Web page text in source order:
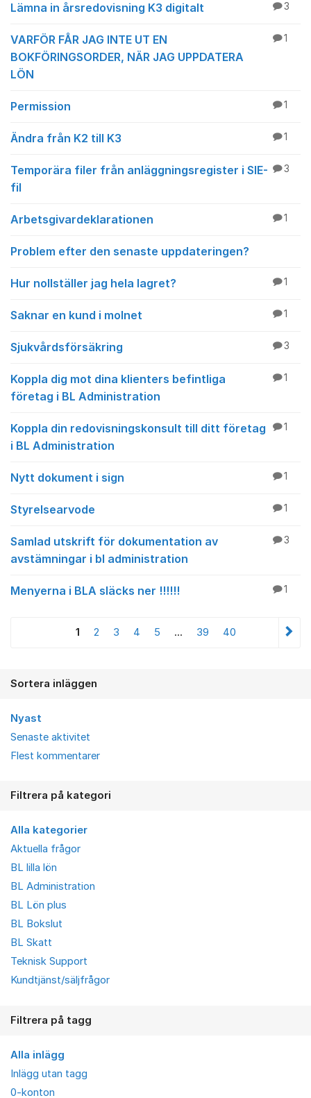
Lämna in årsredovisning K3 digitalt 3
VARFÖR FÅR JAG INTE UT EN
BOKFÖRINGSORDER, NÄR JAG UPPDATERA
LÖN
1
Permission 1
Ändra från K2 till K3 1
Temporära filer från anläggningsregister i SIE-
fil
3
Arbetsgivardeklarationen 1
Problem efter den senaste uppdateringen?
Hur nollställer jag hela lagret? 1
Saknar en kund i molnet 1
Sjukvårdsförsäkring 3
Koppla dig mot dina klienters befintliga
företag i BL Administration
1
Koppla din redovisningskonsult till ditt företag
i BL Administration
1
Nytt dokument i sign 1
Styrelsearvode 1
Samlad utskrift för dokumentation av
avstämningar i bl administration
3
Menyerna i BLA släcks ner !!!!!! 1
1 2 3 4 5 ... 39 40
Sortera inläggen
Nyast
Senaste aktivitet
Flest kommentarer
Filtrera på kategori
Alla kategorier
Aktuella frågor
BL lilla lön
BL Administration
BL Lön plus
BL Bokslut
BL Skatt
Teknisk Support
Kundtjänst/säljfrågor
Filtrera på tagg
Alla inlägg
Inlägg utan tagg
0-konton